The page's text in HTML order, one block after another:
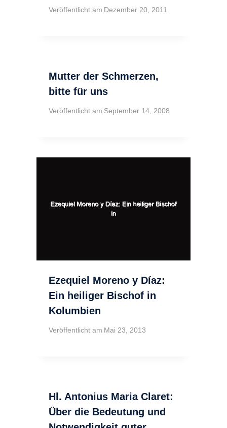
Veröffentlicht am Dezember 20, 2011
Mutter der Schmerzen,
bitte für uns
Veröffentlicht am September 14, 2008
Ezequiel Moreno y Díaz:
Ein heiliger Bischof in
Kolumbien
Veröffentlicht am Mai 23, 2013
Hl. Antonius Maria Claret:
Über die Bedeutung und